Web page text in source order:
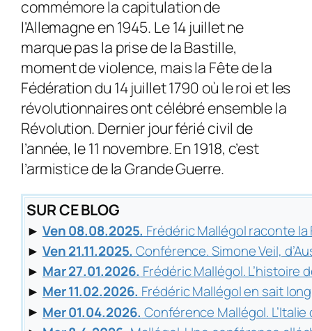
commémore la capitulation de
l’Allemagne en 1945. Le 14 juillet ne
marque pas la prise de la Bastille,
moment de violence, mais la Fête de la
Fédération du 14 juillet 1790 où le roi et les
révolutionnaires ont célébré ensemble la
Révolution. Dernier jour férié civil de
l’année, le 11 novembre. En 1918, c’est
l’armistice de la Grande Guerre.
SUR CE BLOG
► Ven 08.08.2025. Frédéric Mallégol raconte
► Ven 21.11.2025. Conférence. Simone Veil,
► Mar 27.01.2026. Frédéric Mallégol. L’histoire
► Mer 11.02.2026. Frédéric Mallégol en sait
► Mer 01.04.2026. Conférence Mallégol.